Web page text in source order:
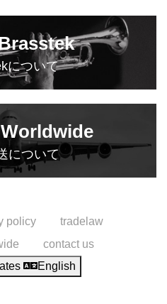
について
について
policy
tradelaw
contact us
English